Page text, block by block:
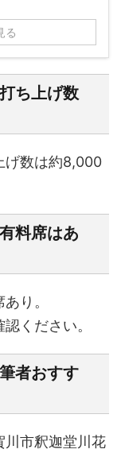
る
ち上げ数
げ数は約8,000
料席はあ
り。
ください。
者おすす
川市釈迦堂川花